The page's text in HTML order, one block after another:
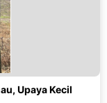
Upaya Kecil